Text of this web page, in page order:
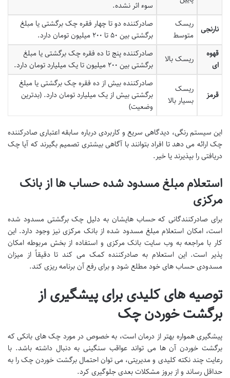
سوء اثر نشده.
نارنجی
ریسک
متوسط
صادرکننده دو تا چهار فقره چک برگشتی یا مبلغ
برگشتی بین ۵۰ تا ۲۰۰ میلیون تومان دارد.
قهوه
ای
ریسک بالا
صادرکننده پنج تا ده فقره چک برگشتی یا مبلغ
برگشتی بین ۲۰۰ میلیون تا یک میلیارد تومان دارد.
قرمز
ریسک
بسیار بالا
صادرکننده بیش از ده فقره چک برگشتی یا مبلغ
برگشتی بیش از یک میلیارد تومان دارد. (بدترین
وضعیت)
این سیستم رنگی، دیدگاهی سریع و کاربردی درباره سابقه اعتباری صادرکننده
چک ارائه می دهد تا افراد بتوانند با آگاهی بیشتری تصمیم بگیرند که آیا چک
دریافتی را بپذیرند یا خیر.
استعلام مبلغ مسدود شده حساب ها از بانک
مرکزی
برای صادرکنندگانی که حساب هایشان به دلیل چک برگشتی مسدود شده
است، امکان استعلام مبلغ مسدود شده از بانک مرکزی نیز وجود دارد. این
کار با مراجعه به وب سایت بانک مرکزی و استفاده از بخش مربوطه امکان
پذیر است. این استعلام به صادرکننده کمک می کند تا دقیقاً از میزان
مسدودی حساب های خود مطلع شود و برای رفع آن برنامه ریزی کند.
توصیه های کلیدی برای پیشگیری از
برگشت خوردن چک
پیشگیری همواره بهتر از درمان است، به خصوص در مورد چک های بانکی که
برگشت خوردن آن ها می تواند عواقب سنگینی به دنبال داشته باشد. با
رعایت چند نکته کلیدی و مدیریتی، می توان احتمال برگشت خوردن چک را به
حداقل رساند و از بروز مشکلات بعدی جلوگیری کرد.